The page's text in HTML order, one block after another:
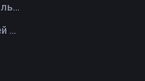
FameEX укрепляет доверие пользователей благодаря восьми годам стабильной работы и глобальному росту
Краткий обзор криптоновостей FameEX за сегодня | 28 июля 2026 г